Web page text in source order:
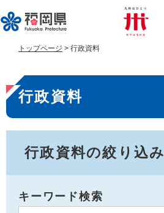
ー
ジ
で
す
ニ
ュ
ば
し
トップページ > 行政資料
本
文
行政資料
行政資料の絞り込み
キーワード検索